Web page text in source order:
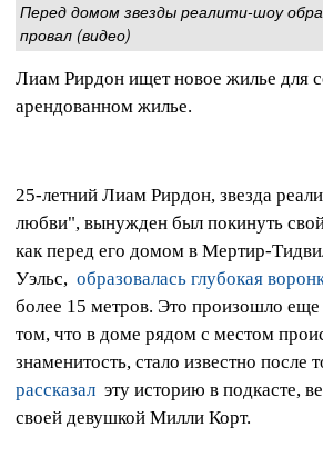
Перед домом звезды реалити-шоу
провал (видео)
Лиам Рирдон ищет новое жилье для
арендованном жилье.
25-летний Лиам Рирдон, звезда
любви", вынужден был покинуть
как перед его домом в Мертир-
Уэльс, образовалась глубокая
более 15 метров. Это произошло еще
том, что в доме рядом с местом
знаменитость, стало известно после
рассказал эту историю в подкасте,
своей девушкой Милли Корт.